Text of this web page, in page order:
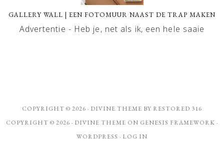
GALLERY WALL | EEN FOTOMUUR NAAST DE TRAP MAKEN
Advertentie - Heb je, net als ik, een hele saaie
COPYRIGHT © 2026 · DIVINE THEME BY RESTORED 316
COPYRIGHT © 2026 · DIVINE THEME ON GENESIS FRAMEWORK ·
WORDPRESS · LOG IN